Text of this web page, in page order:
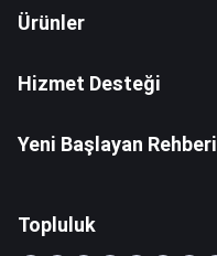
Ürünler
Hizmet Desteği
Yeni Başlayan Rehberi
Topluluk